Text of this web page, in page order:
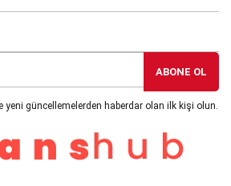
ABONE OL
yeni güncellemelerden haberdar olan ilk kişi olun.